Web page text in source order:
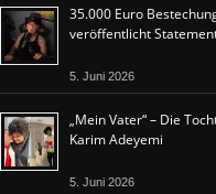
35.000 Euro
veröffentlicht
5. Juni 2026
„Mein Vater“ – Die
Karim Adeyemi
5. Juni 2026